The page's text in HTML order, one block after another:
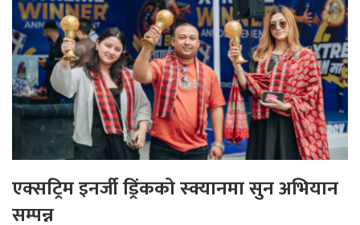
एक्सट्रिम इनर्जी ड्रिंकको स्क्यानमा सुन अभियान
सम्पन्न